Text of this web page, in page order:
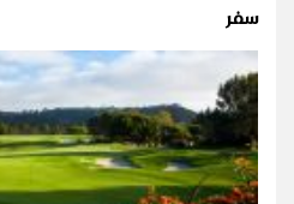
سفر